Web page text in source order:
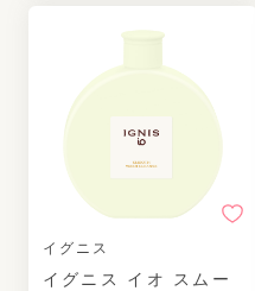
イグニス
イグニス イオ スムー